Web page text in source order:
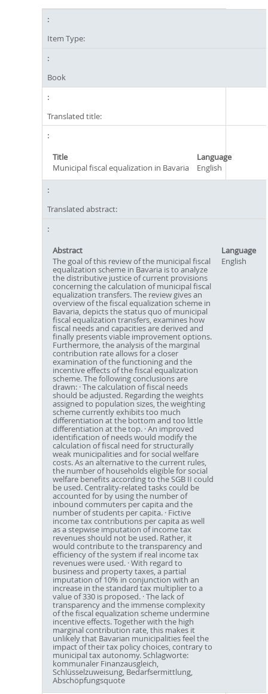
Item Type:
Book
Translated title:
Title
Language
Municipal fiscal equalization in Bavaria
English
Translated abstract:
Abstract
Language
The goal of this review of the municipal fiscal
equalization scheme in Bavaria is to analyze
the distributive justice of current provisions
concerning the calculation of municipal fiscal
equalization transfers. The review gives an
overview of the fiscal equalization scheme in
Bavaria, depicts the status quo of municipal
fiscal equalization transfers, examines how
fiscal needs and capacities are derived and
finally presents viable improvement options.
Furthermore, the analysis of the marginal
contribution rate allows for a closer
examination of the functioning and the
incentive effects of the fiscal equalization
scheme. The following conclusions are
drawn: · The calculation of fiscal needs
should be adjusted. Regarding the weights
assigned to population sizes, the weighting
scheme currently exhibits too much
differentiation at the bottom and too little
differentiation at the top. · An improved
identification of needs would modify the
calculation of fiscal need for structurally
weak municipalities and for social welfare
costs. As an alternative to the current rules,
the number of households eligible for social
welfare benefits according to the SGB II could
be used. Centrality-related tasks could be
accounted for by using the number of
inbound commuters per capita and the
number of students per capita. · Fictive
income tax contributions per capita as well
as a stepwise imputation of income tax
revenues should not be used. Rather, it
would contribute to the transparency and
efficiency of the system if real income tax
revenues were used. · With regard to
business and property taxes, a partial
imputation of 10% in conjunction with an
increase in the standard tax multiplier to a
value of 330 is proposed. · The lack of
transparency and the immense complexity
of the fiscal equalization scheme undermine
incentive effects. Together with the high
marginal contribution rate, this makes it
unlikely that Bavarian municipalities feel the
impact of their tax policy choices, contrary to
municipal tax autonomy. Schlagworte:
kommunaler Finanzausgleich,
Schlüsselzuweisung, Bedarfsermittlung,
Abschöpfungsquote
English